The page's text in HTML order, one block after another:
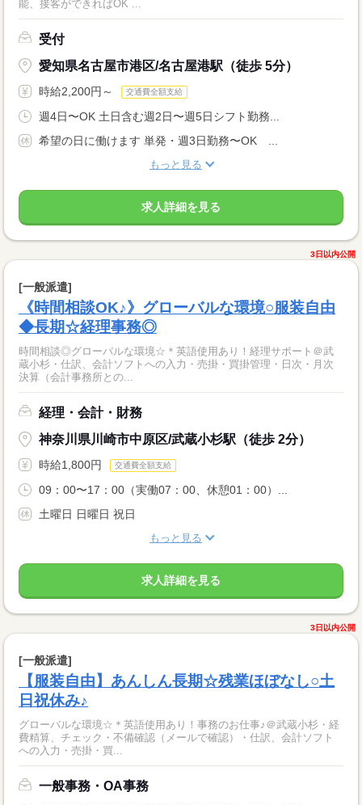
能、接客ができればOK ...
受付
愛知県名古屋市港区/名古屋港駅（徒歩 5分）
時給2,200円～ 交通費全額支給
週4日〜OK 土日含む週2日〜週5日シフト勤務...
希望の日に働けます 単発・週3日勤務〜OK ...
もっと見る
求人詳細を見る
3日以内公開
[一般派遣]
《時間相談OK♪》グローバルな環境○服装自由
◆長期☆経理事務◎
時間相談◎グローバルな環境☆＊英語使用あり！経理サポート＠武
蔵小杉・仕訳、会計ソフトへの入力・売掛・買掛管理・日次・月次
決算（会計事務所との...
経理・会計・財務
神奈川県川崎市中原区/武蔵小杉駅（徒歩 2分）
時給1,800円 交通費全額支給
09：00〜17：00（実働07：00、休憩01：00）...
土曜日 日曜日 祝日
もっと見る
求人詳細を見る
3日以内公開
[一般派遣]
【服装自由】あんしん長期☆残業ほぼなし○土
日祝休み♪
グローバルな環境☆＊英語使用あり！事務のお仕事♪＠武蔵小杉・経
費精算、チェック・不備確認（メールで確認）・仕訳、会計ソフト
への入力・売掛・買...
一般事務・OA事務